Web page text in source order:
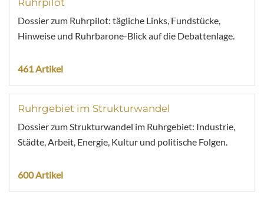
Dossier zum Ruhrpilot: tägliche Links, Fundstücke,
Hinweise und Ruhrbarone-Blick auf die Debattenlage.
461 Artikel
Ruhrgebiet im Strukturwandel
Dossier zum Strukturwandel im Ruhrgebiet: Industrie,
Städte, Arbeit, Energie, Kultur und politische Folgen.
600 Artikel